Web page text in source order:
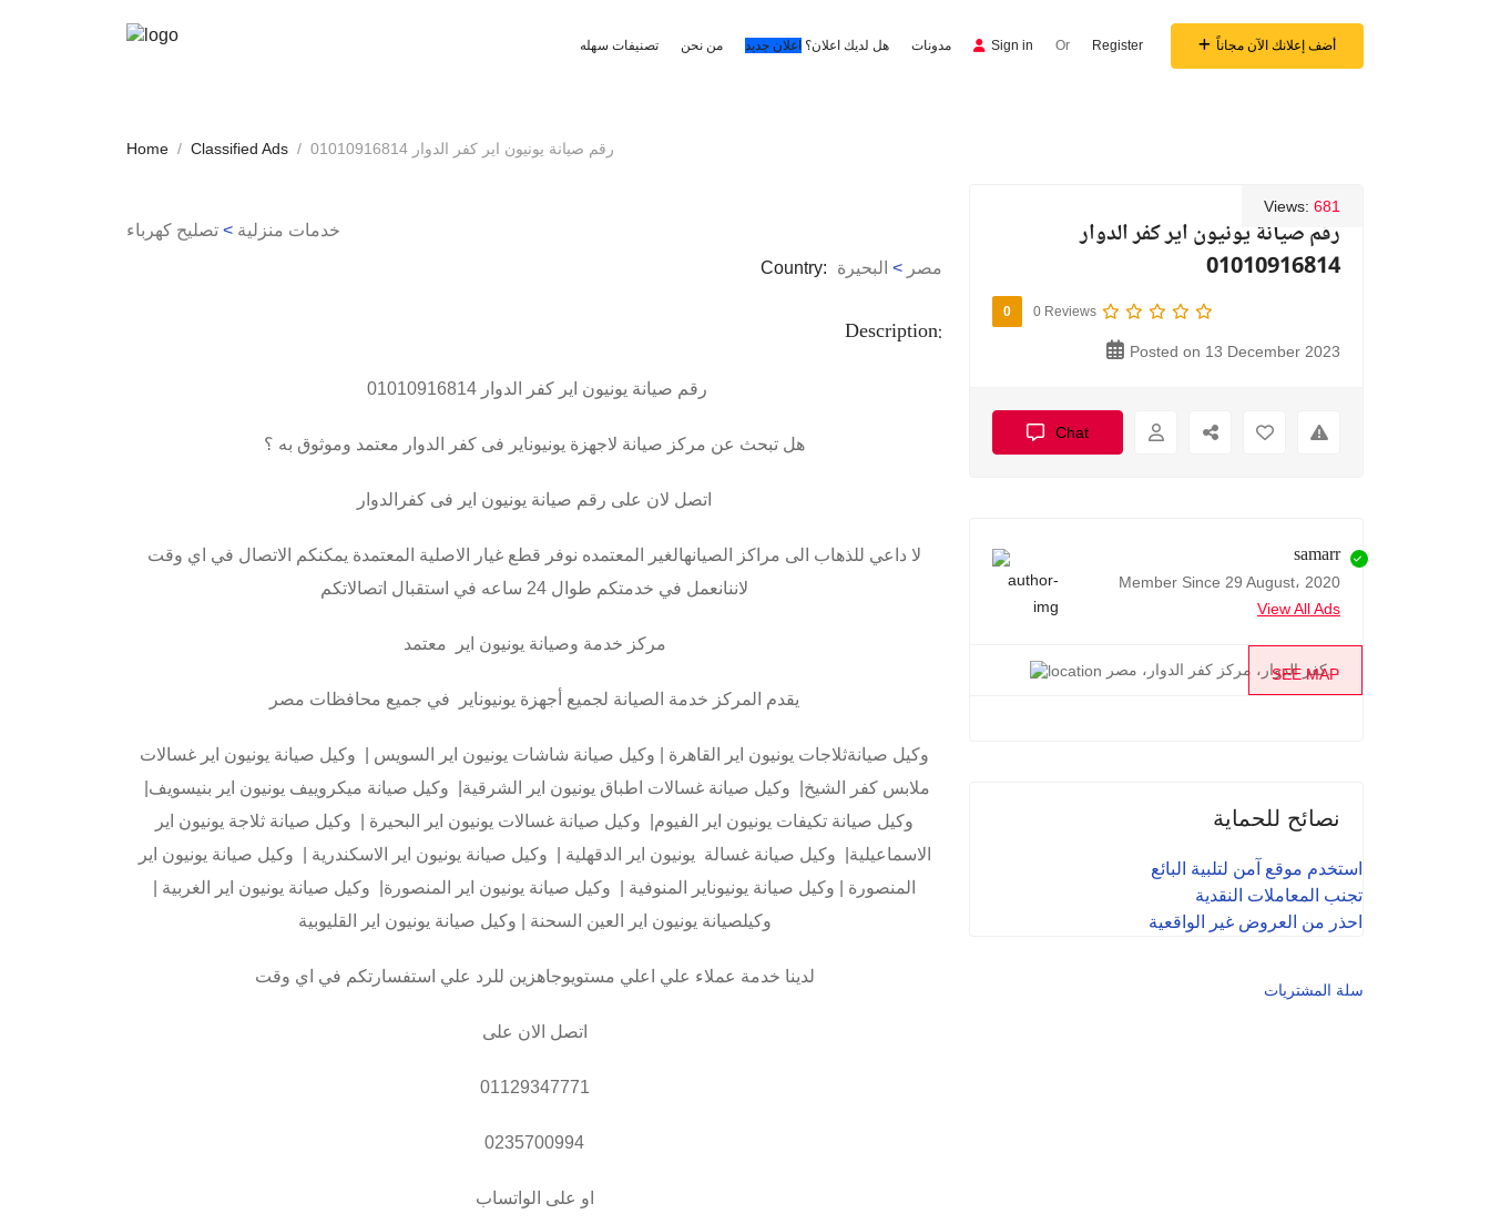
تصنيفات سهله من نحن هل لديك اعلان؟ اعلان جديد مدونات Sign in Or Register أضف إعلانك الآن مجاناً
Home Classified Ads رقم صيانة يونيون اير كفر الدوار 01010916814
خدمات منزلية > تصليح كهرباء
Country:
مصر > البحيرة
Description:
رقم صيانة يونيون اير كفر الدوار 01010916814
هل تبحث عن مركز صيانة لاجهزة يونيوناير فى كفر الدوار معتمد وموثوق به ؟
اتصل لان على رقم صيانة يونيون اير فى كفرالدوار
لا داعي للذهاب الى مراكز الصيانهالغير المعتمده نوفر قطع غيار الاصلية المعتمدة يمكنكم الاتصال في اي وقت
لاننانعمل في خدمتكم طوال 24 ساعه في استقبال اتصالاتكم
مركز خدمة وصيانة يونيون اير معتمد
يقدم المركز خدمة الصيانة لجميع أجهزة يونيوناير في جميع محافظات مصر
وكيل صيانةثلاجات يونيون اير القاهرة | وكيل صيانة شاشات يونيون اير السويس | وكيل صيانة يونيون اير غسالات
ملابس كفر الشيخ| وكيل صيانة غسالات اطباق يونيون اير الشرقية| وكيل صيانة ميكروييف يونيون اير بنيسويف|
وكيل صيانة تكيفات يونيون اير الفيوم| وكيل صيانة غسالات يونيون اير البحيرة | وكيل صيانة ثلاجة يونيون اير
الاسماعيلية| وكيل صيانة غسالة يونيون اير الدقهلية | وكيل صيانة يونيون اير الاسكندرية | وكيل صيانة يونيون اير
المنصورة | وكيل صيانة يونيوناير المنوفية | وكيل صيانة يونيون اير المنصورة| وكيل صيانة يونيون اير الغربية |
وكيلصيانة يونيون اير العين السحنة | وكيل صيانة يونيون اير القليوبية
لدينا خدمة عملاء علي اعلي مستويوجاهزين للرد علي استفسارتكم في اي وقت
اتصل الان على
01129347771
0235700994
او على الواتساب
Views: 681
رقم صيانة يونيون اير كفر الدوار
01010916814
0 0 Reviews
Posted on 13 December 2023
Chat
samarr
Member Since 29 August، 2020
View All Ads
SEE MAP
كفر الدوار، مركز كفر الدوار، مصر...
نصائح للحماية
استخدم موقع آمن لتلبية البائع
تجنب المعاملات النقدية
احذر من العروض غير الواقعية
سلة المشتريات